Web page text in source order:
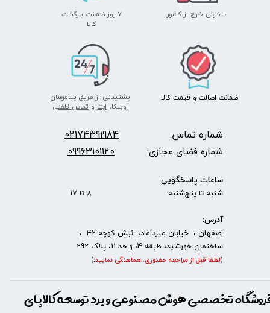
پشتیبانی از طریق پیامرسان
روبیکا، ایتا و تماس تلفنی
سفارش خارج از کشور
۷ روز ضمانت بازگشت
​​​​​​​کالا
ضمانت اصالت و قیمت​​​​​​​ کالا ​​​​​​​
تخصصی هوش مصنوعی و برد توسعه کالاپای
شماره تماس: 02174391984
شماره فضای مجازی: 09963101120
ساعات پاسخگویی:
شنبه تا پنج‌شنبه: 8 تا 17
آدرس:
اصفهان ، خیابان میرداماد، نبش کوچه 42 ،
ساختمان خورشید، طبقه 4، واحد 11، پلاک 292
(لطفا قبل از مراجعه حضوری، هماهنگی نمایید.
)